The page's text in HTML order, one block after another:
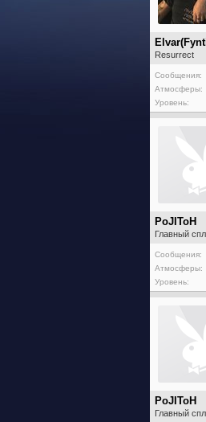
Resurrect
Сообщения:
Атмосферы:
Уровень:
PoJIToH
Главный
Сообщения:
Атмосферы:
Уровень:
PoJIToH
Главный